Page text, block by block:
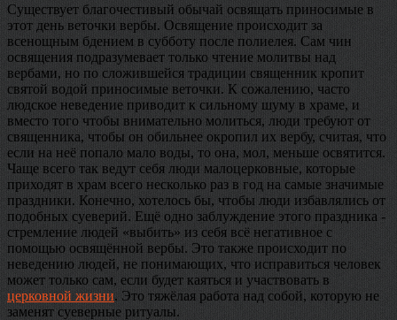
Существует благочестивый обычай освящать приносимые в
этот день веточки вербы. Освящение происходит за
всенощным бдением в субботу после полиелея. Сам чин
освящения подразумевает только чтение молитвы над
вербами, но по сложившейся традиции священник кропит
святой водой приносимые веточки. К сожалению, часто
людское неведение приводит к сильному шуму в храме, и
вместо того чтобы внимательно молиться, люди требуют от
священника, чтобы он обильнее окропил их вербу, считая, что
если на неё попало мало воды, то она, мол, меньше освятится.
Чаще всего так ведут себя люди малоцерковные, которые
приходят в храм всего несколько раз в год на самые значимые
праздники. Конечно, хотелось бы, чтобы люди избавлялись от
подобных суеверий. Ещё одно заблуждение этого праздника -
стремление людей «выбить» из себя всё негативное с
помощью освящённой вербы. Это также происходит по
неведению людей, не понимающих, что исправиться человек
может только сам, если будет каяться и участвовать в
церковной жизни. Это тяжёлая работа над собой, которую не
заменят суеверные ритуалы.